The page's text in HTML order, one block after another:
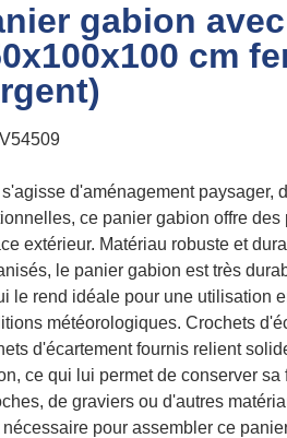
gabion
cm
V54509
d'aménagement paysager,
ce panier gabion offre
extérieur. Matériau robuste et
le panier gabion est très
le rend idéale pour une utilisation
météorologiques. Crochets
d'écartement fournis relient
ce qui lui permet de conserver
de graviers ou d'autres
nécessaire pour assembler ce